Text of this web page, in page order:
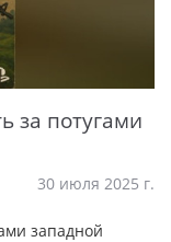
за потугами
30 июля 2025 г.
западной